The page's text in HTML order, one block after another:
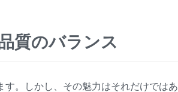
質のバランス
。しかし、その魅力はそれだけではあ